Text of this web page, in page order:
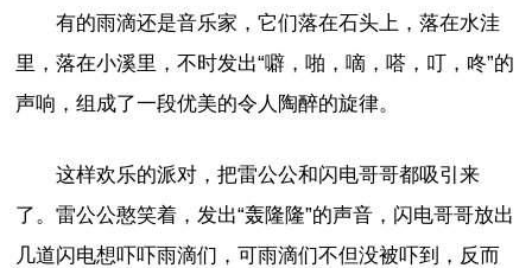
有的雨滴还是音乐家，它们落在石头上，落在水洼
里，落在小溪里，不时发出“噼，啪，嘀，嗒，叮，咚”的
声响，组成了一段优美的令人陶醉的旋律。
这样欢乐的派对，把雷公公和闪电哥哥都吸引来
了。雷公公憨笑着，发出“轰隆隆”的声音，闪电哥哥放出
几道闪电想吓吓雨滴们，可雨滴们不但没被吓到，反而